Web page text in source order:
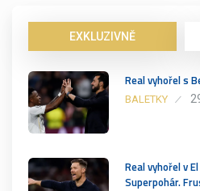
EXKLUZIVNĚ
Real vyhořel s
BALETKY
Real vyhořel v
Superpohár.